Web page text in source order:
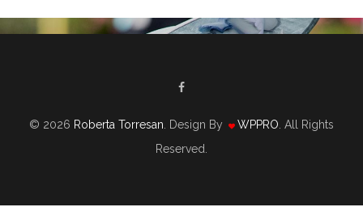
© 2026 Roberta Torresan . Design By WPPRO . All Rights
Reserved.